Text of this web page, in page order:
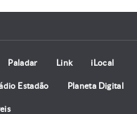
Paladar Link iLocal
Estadão Planeta Digital